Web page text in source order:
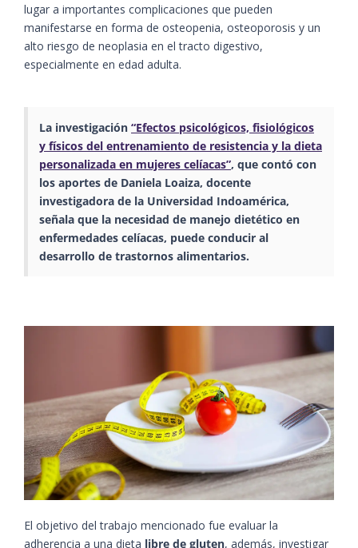
lugar a importantes complicaciones que pueden
manifestarse en forma de osteopenia, osteoporosis y un
alto riesgo de neoplasia en el tracto digestivo,
especialmente en edad adulta.
La investigación “Efectos psicológicos, fisiológicos
y físicos del entrenamiento de resistencia y la dieta
personalizada en mujeres celíacas”, que contó con
los aportes de Daniela Loaiza, docente
investigadora de la Universidad Indoamérica,
señala que la necesidad de manejo dietético en
enfermedades celíacas, puede conducir al
desarrollo de trastornos alimentarios.
El objetivo del trabajo mencionado fue evaluar la
adherencia a una dieta libre de gluten, además, investigar